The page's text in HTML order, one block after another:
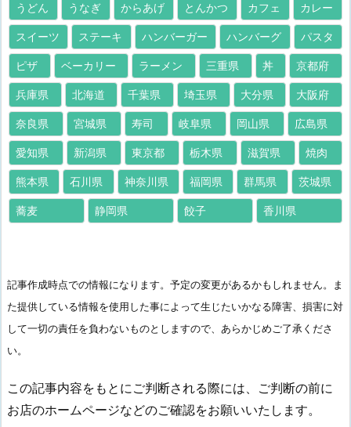
うどん うなぎ からあげ とんかつ カフェ カレー
スイーツ ステーキ ハンバーガー ハンバーグ パスタ
ピザ ベーカリー ラーメン 三重県 丼 京都府
兵庫県 北海道 千葉県 埼玉県 大分県 大阪府
奈良県 宮城県 寿司 岐阜県 岡山県 広島県
愛知県 新潟県 東京都 栃木県 滋賀県 焼肉
熊本県 石川県 神奈川県 福岡県 群馬県 茨城県
蕎麦 静岡県 餃子 香川県
記事作成時点での情報になります。予定の変更があるかもしれません。ま
た提供している情報を使用した事によって生じたいかなる障害、損害に対
して一切の責任を負わないものとしますので、あらかじめご了承くださ
い。
この記事内容をもとにご判断される際には、ご判断の前に
お店のホームページなどのご確認をお願いいたします。